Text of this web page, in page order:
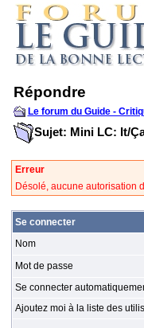
Répondre
Le forum du Guide -
Sujet: Mini LC: It/
Erreur
Désolé, aucune autorisation
Se connecter
Nom
Mot de passe
Se connecter
Ajoutez moi à la liste des